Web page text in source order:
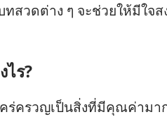
ทสวดต่าง ๆ จะช่วยให้มีใจ
ไร?
ร่ครวญเป็นสิ่งที่มีคุณค่ามา